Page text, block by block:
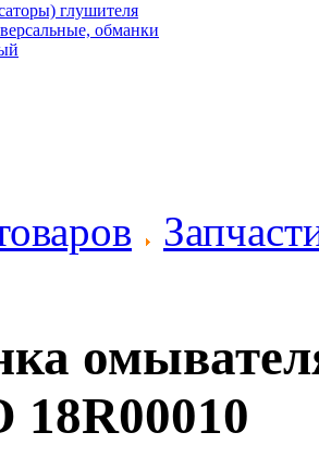
глушителя
обманки
18R00010